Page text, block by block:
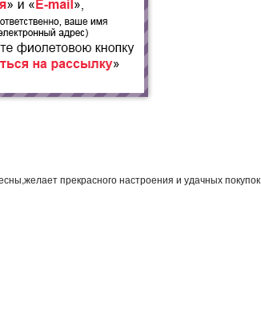
прекрасного настроения и удачных покупок